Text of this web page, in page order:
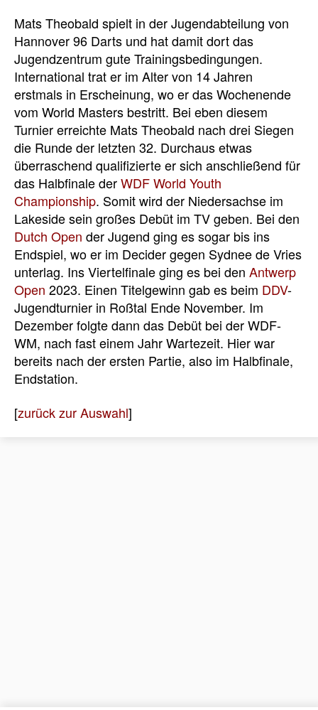
Mats Theobald spielt in der Jugendabteilung von
Hannover 96 Darts und hat damit dort das
Jugendzentrum gute Trainingsbedingungen.
International trat er im Alter von 14 Jahren
erstmals in Erscheinung, wo er das Wochenende
vom World Masters bestritt. Bei eben diesem
Turnier erreichte Mats Theobald nach drei Siegen
die Runde der letzten 32. Durchaus etwas
überraschend qualifizierte er sich anschließend für
das Halbfinale derWDF World Youth
Championship. Somit wird der Niedersachse im
Lakeside sein großes Debüt im TV geben. Bei den
Dutch Open der Jugend ging es sogar bis ins
Endspiel, wo er im Decider gegen Sydnee de Vries
unterlag. Ins Viertelfinale ging es bei den Antwerp
Open 2023. Einen Titelgewinn gab es beim DDV-
Jugendturnier in Roßtal Ende November. Im
Dezember folgte dann das Debüt bei der WDF-
WM, nach fast einem Jahr Wartezeit. Hier war
bereits nach der ersten Partie, also im Halbfinale,
Endstation.
[zurück zur Auswahl]